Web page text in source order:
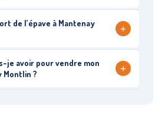
de l’épave à Mantenay
+
je avoir pour vendre mon
Montlin ?
+